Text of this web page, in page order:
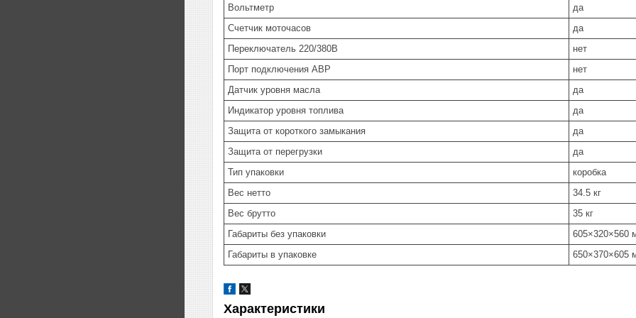
Вольтметр
да
Счетчик моточасов
да
Переключатель 220/380В
нет
Порт подключения АВР
нет
Датчик уровня масла
да
Индикатор уровня топлива
да
Защита от короткого замыкания
да
Защита от перегрузки
да
Тип упаковки
коробка
Вес нетто
34.5 кг
Вес брутто
35 кг
Габариты без упаковки
605×320×560
Габариты в упаковке
650×370×605
Характеристики